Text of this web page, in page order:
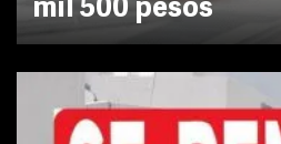
mil 500 pesos